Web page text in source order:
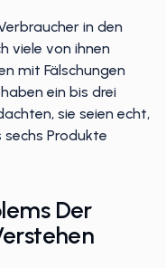
in den
viele von ihnen
mit Fälschungen
ein bis drei
sie seien echt,
sechs Produkte
Der